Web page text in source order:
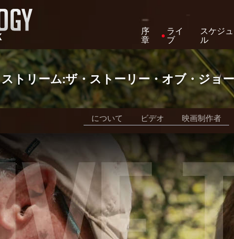
序
章
ライ
ブ
スケジ
ル
トリーム:ザ・ストーリー・オブ・ジョ
について ビデオ 映画制作者